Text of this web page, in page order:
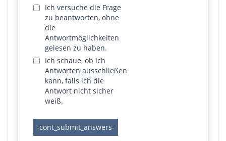
Ich versuche die Frage
zu beantworten, ohne
die
Antwortmöglichkeiten
gelesen zu haben.
Ich schaue, ob ich
Antworten ausschließen
kann, falls ich die
Antwort nicht sicher
weiß.